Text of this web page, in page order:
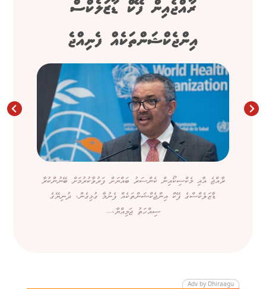
ރާއްޖެއިން ފޭކް ޑާޒަލެކްސް
އިންޖެކްޝަންތަކެއް ފެނިއްޖެ
ރާއްޖެ އާއި މެކްސިކޯއިން ކެންސަރު ބައްޔަށް ފަރުވާކުރުމަށް ބޭނުންކުރާ
ޑާޒަލެކްސްގެ ފޭކް އިންޖެކްޝަންތަކެއް ފެނުމާ ގުޅިގެން، ދުނިޔޭގެ
ސިއްހަތު ޖަމިއްޔާ،...
Adv by Dhiraagu